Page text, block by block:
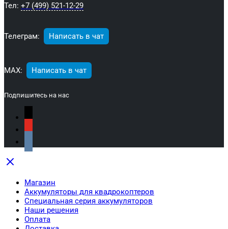
Тел: +7 (499) 521-12-29
Телеграм: Написать в чат
МАХ: Написать в чат
Подпишитесь на нас
Магазин
Аккумуляторы для квадрокоптеров
Специальная серия аккумуляторов
Наши решения
Оплата